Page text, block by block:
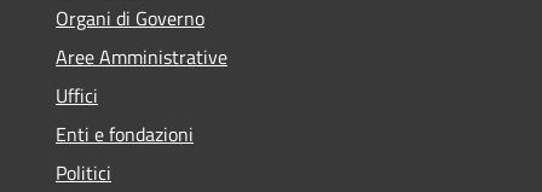
Organi di Governo
Aree Amministrative
Uffici
Enti e fondazioni
Politici